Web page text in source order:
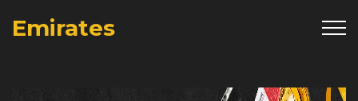
Emirates